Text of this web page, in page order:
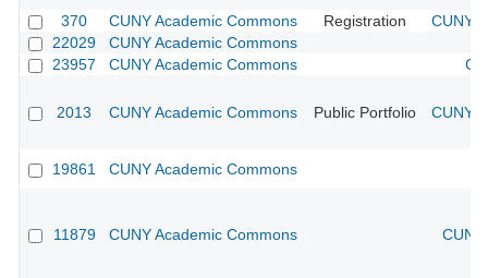
370 CUNY Academic Commons Registration
CUNY
22029
CUNY Academic Commons
23957
CUNY Academic Commons
2013 CUNY Academic Commons Public Portfolio CUNY
19861 CUNY Academic Commons
11879 CUNY Academic Commons